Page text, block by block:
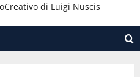
di Luigi Nuscis